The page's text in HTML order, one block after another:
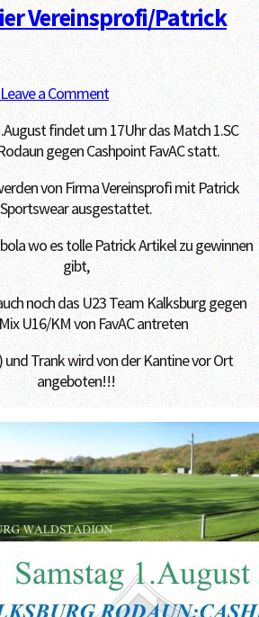
Vereinsprofi/Patrick
Leave a Comment
findet um 17Uhr das Match 1.SC
gegen Cashpoint FavAC statt.
von Firma Vereinsprofi mit Patrick
Sportswear ausgestattet.
wo es tolle Patrick Artikel zu gewinnen
gibt,
noch das U23 Team Kalksburg gegen
U16/KM von FavAC antreten
und Trank wird von der Kantine vor Ort
angeboten!!!